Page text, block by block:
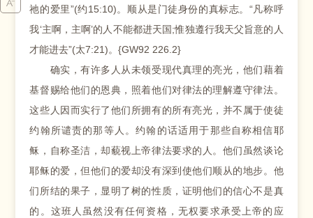
祂的爱里”(约15:10)。顺从是门徒身份的真标志。“凡称呼
我‘主啊，主啊’的人不能都进天国;惟独遵行我天父旨意的人
才能进去”(太7:21)。{GW92 226.2}
确实，有许多人从未领受现代真理的亮光，他们藉着
基督赐给他们的恩典，照着他们对律法的理解遵守律法。
这些人因而实行了他们所拥有的所有亮光，并不属于使徒
约翰所谴责的那等人。约翰的话适用于那些自称相信耶
稣，自称圣洁，却藐视上帝律法要求的人。他们虽然谈论
耶稣的爱，但他们的爱却没有深到使他们顺从的地步。他
们所结的果子，显明了树的性质，证明他们的信心不是真
的。这班人虽然没有任何资格，无权要求承受上帝的应